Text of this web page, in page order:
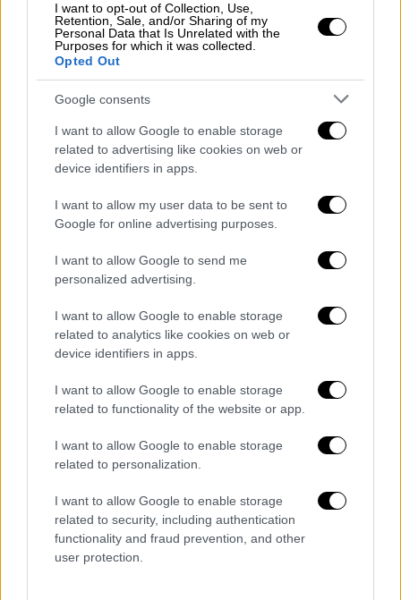
I want to opt-out of Collection, Use,
Retention, Sale, and/or Sharing of my
Personal Data that Is Unrelated with the
Purposes for which it was collected.
Opted Out
Google consents
I want to allow Google to enable storage
related to advertising like cookies on web or
device identifiers in apps.
I want to allow my user data to be sent to
Google for online advertising purposes.
I want to allow Google to send me
personalized advertising.
I want to allow Google to enable storage
related to analytics like cookies on web or
device identifiers in apps.
I want to allow Google to enable storage
related to functionality of the website or app.
I want to allow Google to enable storage
related to personalization.
I want to allow Google to enable storage
related to security, including authentication
functionality and fraud prevention, and other
user protection.
Τηλεόραση 06.09.2022 14:36
Γιώργος Καρτελιάς: «Υπήρξε στιγμή που
STAR»
Ο Γιώργος Καρτελιάς αναφέρθηκε στο λόγο
που σταμάτησαν από το πρωινό του Star,
στη φήμη για κακές σχέσεις με την Ελίνα
Παπίλα αλλά και στην νέα τηλεοπτική
πρόταση που του έχει γίνει